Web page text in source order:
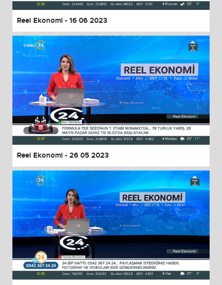
Reel Ekonomi - 16 06 2023
Reel Ekonomi - 26 05 2023